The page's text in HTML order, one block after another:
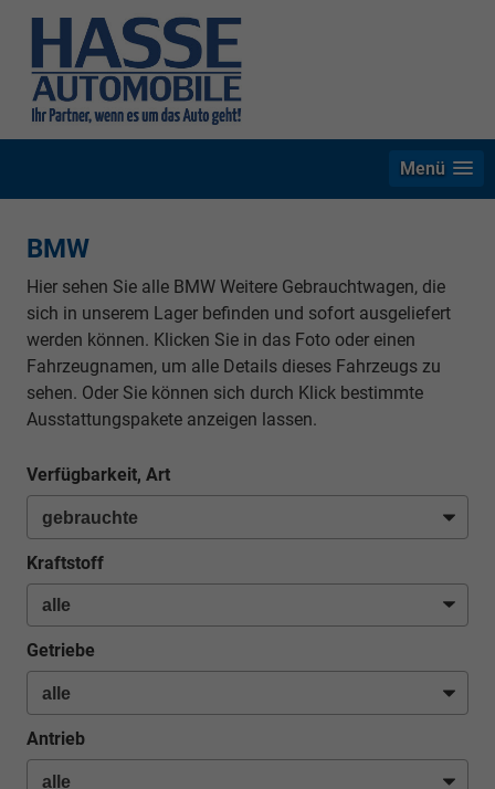
Menü
BMW
Hier sehen Sie alle BMW Weitere Gebrauchtwagen, die
sich in unserem Lager befinden und sofort ausgeliefert
werden können. Klicken Sie in das Foto oder einen
Fahrzeugnamen, um alle Details dieses Fahrzeugs zu
sehen. Oder Sie können sich durch Klick bestimmte
Ausstattungspakete anzeigen lassen.
Verfügbarkeit, Art
Kraftstoff
Getriebe
Antrieb